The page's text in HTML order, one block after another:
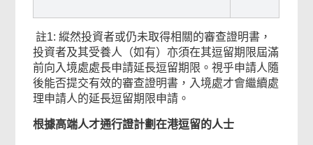
註1: 縱然投資者或仍未取得相關的審查證明書，
投資者及其受養人（如有）亦須在其逗留期限屆滿
前向入境處處長申請延長逗留期限。視乎申請人隨
後能否提交有效的審查證明書，入境處才會繼續處
理申請人的延長逗留期限申請。
根據高端人才通行證計劃在港逗留的人士